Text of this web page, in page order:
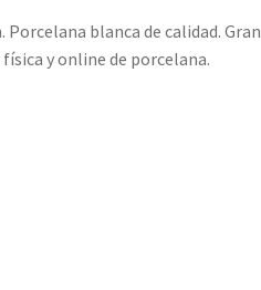
blanca de calidad. Gran
y online de porcelana.